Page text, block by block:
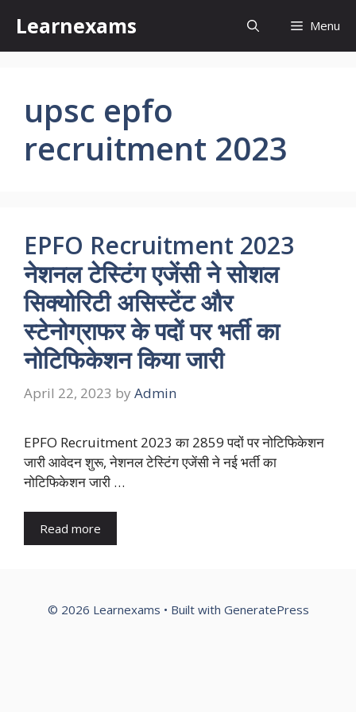
content
Learnexams Menu
upsc epfo
recruitment 2023
EPFO Recruitment 2023
नेशनल टेस्टिंग एजेंसी ने सोशल
सिक्योरिटी असिस्टेंट और
स्टेनोग्राफर के पदों पर भर्ती का
नोटिफिकेशन किया जारी
April 22, 2023 by Admin
EPFO Recruitment 2023 का 2859 पदों पर नोटिफिकेशन
जारी आवेदन शुरू, नेशनल टेस्टिंग एजेंसी ने नई भर्ती का
नोटिफिकेशन जारी …
Read more
© 2026 Learnexams • Built with GeneratePress